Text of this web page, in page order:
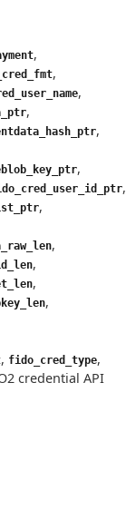
,
,
,
,
,
,
,
,
,
,
,
,
, fido_cred_type,
credential API